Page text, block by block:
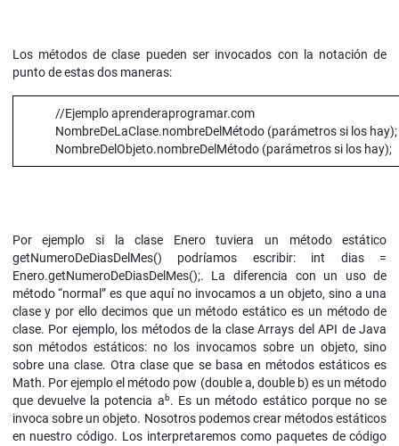
Los métodos de clase pueden ser invocados con la notación de
punto de estas dos maneras:
//Ejemplo aprenderaprogramar.com
NombreDeLaClase.nombreDelMétodo (parámetros si los hay);
NombreDelObjeto.nombreDelMétodo (parámetros si los hay);
Por ejemplo si la clase Enero tuviera un método estático
getNumeroDeDiasDelMes() podríamos escribir: int dias =
Enero.getNumeroDeDiasDelMes();. La diferencia con un uso de
método “normal” es que aquí no invocamos a un objeto, sino a una
clase y por ello decimos que un método estático es un método de
clase. Por ejemplo, los métodos de la clase Arrays del API de Java
son métodos estáticos: no los invocamos sobre un objeto, sino
sobre una clase. Otra clase que se basa en métodos estáticos es
Math. Por ejemplo el método pow (double a, double b) es un método
que devuelve la potencia ab. Es un método estático porque no se
invoca sobre un objeto. Nosotros podemos crear métodos estáticos
en nuestro código. Los interpretaremos como paquetes de código